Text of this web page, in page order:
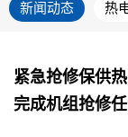
新闻动态 热
紧急抢修保供
完成机组抢修